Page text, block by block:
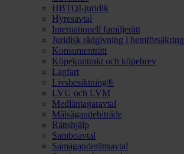
HBTQI-juridik
Hyresavtal
Internationell familjerätt
Juridisk rådgivning i hemförsäkring
Konsumenträtt
Köpekontrakt och köpebrev
Lagfart
Livsbesiktning®
LVU och LVM
Medlåntagaravtal
Målsägandebiträde
Rättshjälp
Samboavtal
Samäganderättsavtal